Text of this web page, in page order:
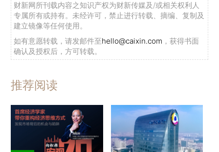
财新网所刊载内容之知识产权为财新传媒及/或相关权利人
专属所有或持有。未经许可，禁止进行转载、摘编、复制及
建立镜像等任何使用。
如有意愿转载，请发邮件至hello@caixin.com ，获得书面
确认及授权后，方可转载。
推荐阅读